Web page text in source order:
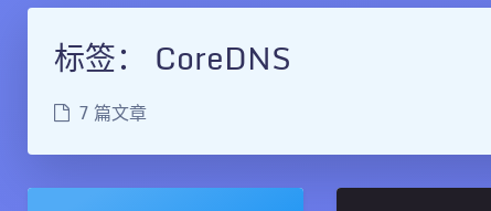
标签： CoreDNS
7 篇文章